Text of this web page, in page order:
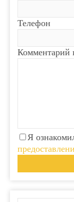
Телефон
Комментарий
Я